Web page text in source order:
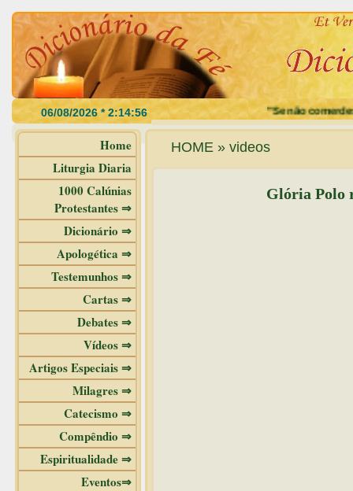
"Se não comerdes
Home
Liturgia Diaria
1000 Calúnias
Protestantes ⇒
Dicionário ⇒
Apologética ⇒
Testemunhos ⇒
Cartas ⇒
Debates ⇒
Vídeos ⇒
Artigos Especiais ⇒
Milagres ⇒
Catecismo ⇒
Compêndio ⇒
Espiritualidade ⇒
Eventos⇒
HOME » videos
Glória Polo